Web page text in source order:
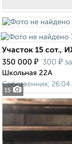
15
Участок 15 сот.,
350 000 ₽ 300 ₽
Школьная 22А
Собственник,